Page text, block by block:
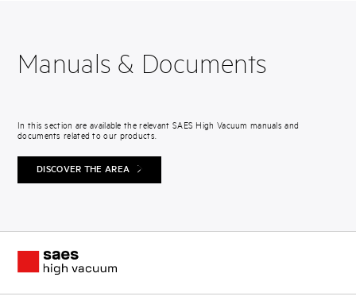
Manuals & Documents
In this section are available the relevant SAES High Vacuum manuals and
documents related to our products.
DISCOVER THE AREA